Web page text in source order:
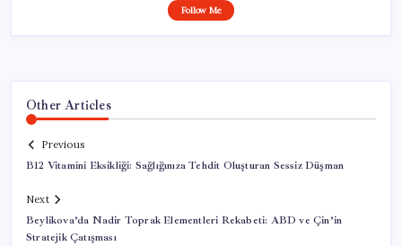
Follow Me
Other Articles
Previous
B12 Vitamini Eksikliği: Sağlığınıza Tehdit Oluşturan Sessiz Düşman
Next
Beylikova’da Nadir Toprak Elementleri Rekabeti: ABD ve Çin’in
Stratejik Çatışması